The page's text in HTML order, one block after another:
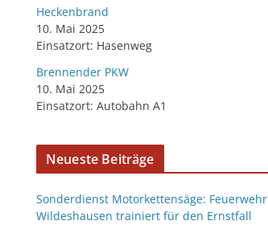
Heckenbrand
10. Mai 2025
Einsatzort: Hasenweg
Brennender PKW
10. Mai 2025
Einsatzort: Autobahn A1
Neueste Beiträge
Sonderdienst Motorkettensäge: Feuerwehr
Wildeshausen trainiert für den Ernstfall